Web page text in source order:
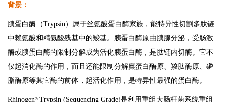
背景：
胰蛋白酶（Trypsin）属于丝氨酸蛋白酶家族，能特异性切割多肽链
中赖氨酸和精氨酸残基中的羧基。胰蛋白酶原由胰腺分泌，受肠激
酶或胰蛋白酶的限制分解成为活化胰蛋白酶，是肽链内切酶。它不
仅起消化酶的作用，而且还能限制分解糜蛋白酶原、羧肽酶原、磷
脂酶原等其它酶的前体，起活化作用，是特异性最强的蛋白酶。
Rhinogen® Trypsin (Sequencing Grade)是利用重组大肠杆菌系统重组